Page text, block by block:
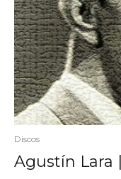
Discos
Agustín Lara